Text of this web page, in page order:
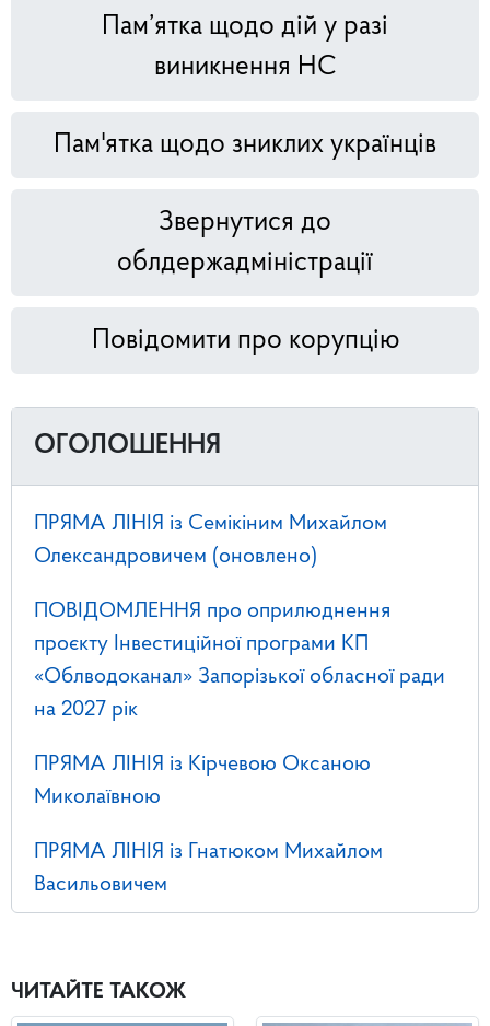
Пам’ятка щодо дій у разі
виникнення НС
Пам'ятка щодо зниклих українців
Звернутися до
облдержадміністрації
Повідомити про корупцію
ОГОЛОШЕННЯ
ПРЯМА ЛІНІЯ із Семікіним Михайлом
Олександровичем (оновлено)
ПОВІДОМЛЕННЯ про оприлюднення
проєкту Інвестиційної програми КП
«Облводоканал» Запорізької обласної ради
на 2027 рік
ПРЯМА ЛІНІЯ із Кірчевою Оксаною
Миколаївною
ПРЯМА ЛІНІЯ із Гнатюком Михайлом
Васильовичем
ЧИТАЙТЕ ТАКОЖ